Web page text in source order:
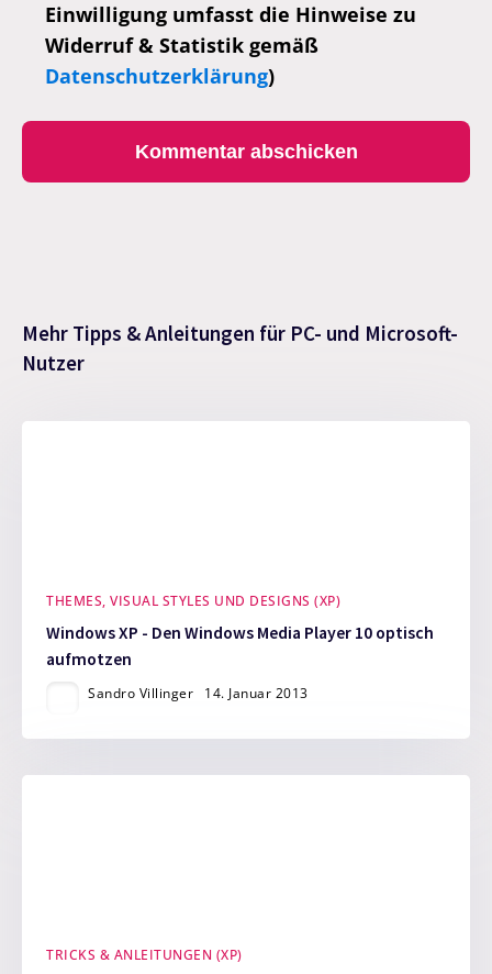
Einwilligung umfasst die Hinweise zu
Widerruf & Statistik gemäß
Datenschutzerklärung)
Mehr Tipps & Anleitungen für PC- und Microsoft-
Nutzer
THEMES, VISUAL STYLES UND DESIGNS (XP)
Windows XP - Den Windows Media Player 10 optisch
aufmotzen
Sandro Villinger 14. Januar 2013
TRICKS & ANLEITUNGEN (XP)